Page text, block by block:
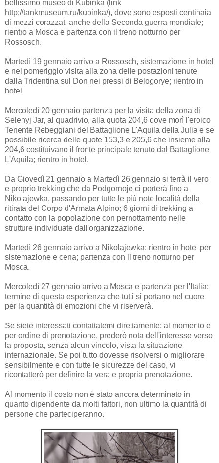
bellissimo museo di Kubinka (link
http://tankmuseum.ru/kubinka/), dove sono esposti centinaia
di mezzi corazzati anche della Seconda guerra mondiale;
rientro a Mosca e partenza con il treno notturno per
Rossosch.
Martedì 19 gennaio arrivo a Rossosch, sistemazione in hotel
e nel pomeriggio visita alla zona delle postazioni tenute
dalla Tridentina sul Don nei pressi di Belogorye; rientro in
hotel.
Mercoledì 20 gennaio partenza per la visita della zona di
Selenyj Jar, al quadrivio, alla quota 204,6 dove morì l'eroico
Tenente Rebeggiani del Battaglione L'Aquila della Julia e se
possibile ricerca delle quote 153,3 e 205,6 che insieme alla
204,6 costituivano il fronte principale tenuto dal Battaglione
L'Aquila; rientro in hotel.
Da Giovedì 21 gennaio a Martedì 26 gennaio si terrà il vero
e proprio trekking che da Podgornoje ci porterà fino a
Nikolajewka, passando per tutte le più note località della
ritirata del Corpo d'Armata Alpino; 6 giorni di trekking a
contatto con la popolazione con pernottamento nelle
strutture individuate dall'organizzazione.
Martedì 26 gennaio arrivo a Nikolajewka; rientro in hotel per
sistemazione e cena; partenza con il treno notturno per
Mosca.
Mercoledì 27 gennaio arrivo a Mosca e partenza per l'Italia;
termine di questa esperienza che tutti si portano nel cuore
per la quantità di emozioni che vi riserverà.
Se siete interessati contattatemi direttamente; al momento e
per ordine di prenotazione, prederò nota dell'interesse verso
la proposta, senza alcun vincolo, vista la situazione
internazionale. Se poi tutto dovesse risolversi o migliorare
sensibilmente e con tutte le sicurezze del caso, vi
ricontatterò per definire la vera e propria prenotazione.
Al momento il costo non è stato ancora determinato in
quanto dipendente da molti fattori, non ultimo la quantità di
persone che parteciperanno.